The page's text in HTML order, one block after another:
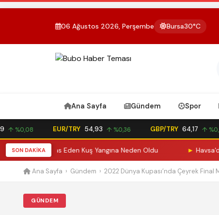
06 Ağustos 2026, Perşembe Bursa30°C
Ana Sayfa Gündem Spor
↑ %0,08 EUR/TRY 54,93 ↑ %0,36 GBP/TRY 64,17 ↑ %0,24
SON DAKİKA
Temas Eden Kuş Yangına Neden Oldu Havsa'da
Ana Sayfa › Gündem › 2022 Dünya Kupası’nda Çeyrek Final
GÜNDEM